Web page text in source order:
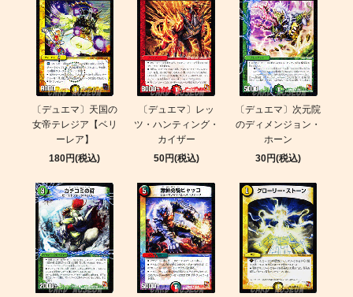
〔デュエマ〕天国の
女帝テレジア【ベリ
ーレア】
180円(税込)
〔デュエマ〕レッ
ツ・ハンティング・
カイザー
50円(税込)
〔デュエマ〕次元院
のディメンジョン・
ホーン
30円(税込)